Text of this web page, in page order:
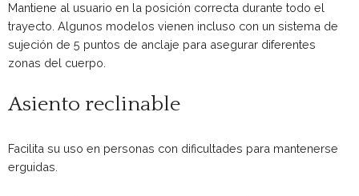
Mantiene al usuario en la posición correcta durante todo el
trayecto. Algunos modelos vienen incluso con un sistema de
sujeción de 5 puntos de anclaje para asegurar diferentes
zonas del cuerpo.
Asiento reclinable
Facilita su uso en personas con dificultades para mantenerse
erguidas.